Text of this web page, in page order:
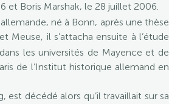
et Boris Marshak, le 28 juillet 2006.
né à Bonn, après une thèse
Meuse, il s’attacha ensuite à l’étude
les universités de Mayence et de
de l’Institut historique allemand en
est décédé alors qu’il travaillait sur sa